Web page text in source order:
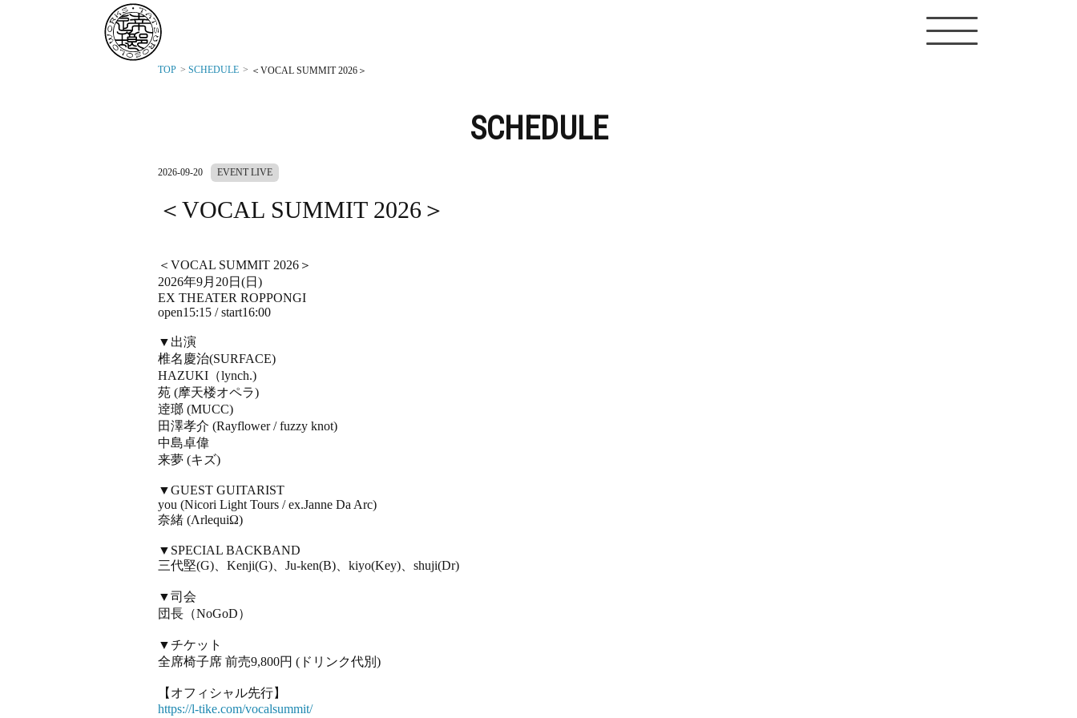
TOP SCHEDULE ＜VOCAL SUMMIT 2026＞
SCHEDULE
2026-09-20 EVENT LIVE
＜VOCAL SUMMIT 2026＞
＜VOCAL SUMMIT 2026＞
2026年9⽉20⽇(日)
EX THEATER ROPPONGI
open15:15 / start16:00
▼出演
椎名慶治(SURFACE)
HAZUKI（lynch.)
苑 (摩天楼オペラ)
逹瑯 (MUCC)
⽥澤孝介 (Rayflower / fuzzy knot)
中島卓偉
来夢 (キズ)
▼GUEST GUITARIST
you (Nicori Light Tours / ex.Janne Da Arc)
奈緒 (ΛrlequiΩ)
▼SPECIAL BACKBAND
三代堅(G)、Kenji(G)、Ju-ken(B)、kiyo(Key)、shuji(Dr)
▼司会
団長（NoGoD）
▼チケット
全席椅⼦席 前売9,800円 (ドリンク代別)
【オフィシャル先⾏】
https://l-tike.com/vocalsummit/